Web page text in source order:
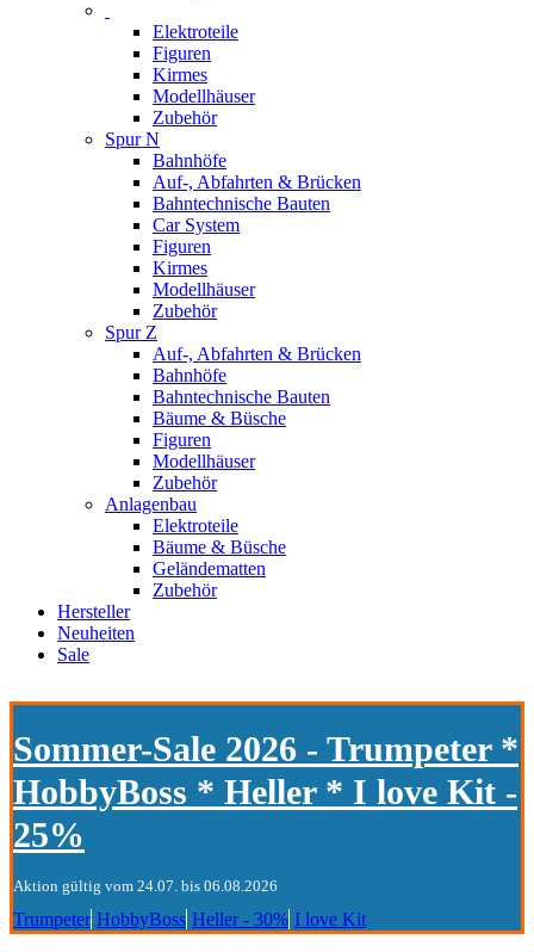
Elektroteile
Figuren
Kirmes
Modellhäuser
Zubehör
Spur N
Bahnhöfe
Auf-, Abfahrten & Brücken
Bahntechnische Bauten
Car System
Figuren
Kirmes
Modellhäuser
Zubehör
Spur Z
Auf-, Abfahrten & Brücken
Bahnhöfe
Bahntechnische Bauten
Bäume & Büsche
Figuren
Modellhäuser
Zubehör
Anlagenbau
Elektroteile
Bäume & Büsche
Geländematten
Zubehör
Hersteller
Neuheiten
Sale
Sommer-Sale 2026 - Trumpeter *
HobbyBoss * Heller * I love Kit -
25%
Aktion gültig vom 24.07. bis 06.08.2026
Trumpeter HobbyBoss Heller - 30% I love Kit